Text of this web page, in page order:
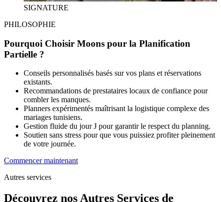
SIGNATURE
PHILOSOPHIE
Pourquoi Choisir Moons pour la Planification
Partielle ?
Conseils personnalisés basés sur vos plans et réservations
existants.
Recommandations de prestataires locaux de confiance pour
combler les manques.
Planners expérimentés maîtrisant la logistique complexe des
mariages tunisiens.
Gestion fluide du jour J pour garantir le respect du planning.
Soutien sans stress pour que vous puissiez profiter pleinement
de votre journée.
Commencer maintenant
Autres services
Découvrez nosAutres Services de